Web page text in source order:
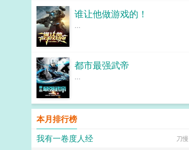
长大后贾元春进入深宫从此战战兢
兢，日夜为家族父母机关算尽。郑麟
子开始一点点经营自己的小日子，倒
凑上来了。麟子别来沾边，你们姓贾
驾崩的时候有人问他愿不愿意去给秦
始皇当太子，如果愿意，就让长孙皇
后跟着一起去。李世民大喜，摩拳擦
掌准备去做秦二世，还厚脸皮想把贞
观朝的群臣带上。子央，因为经常出
谁让他做游戏的！
...
都市最强武帝
...
本月排行榜
我有一卷度人经
刀慢